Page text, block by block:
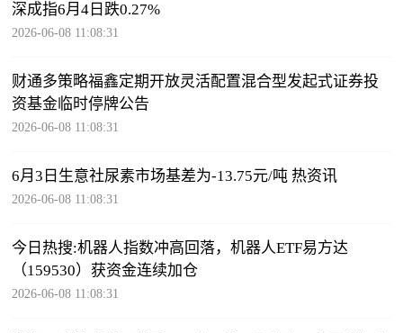
深成指6月4日跌0.27%
2026-06-08 11:08:31
财通多策略福鑫定期开放灵活配置混合型发起式证券投
资基金临时停牌公告
2026-06-08 11:08:31
6月3日生意社尿素市场基差为-13.75元/吨 热资讯
2026-06-08 11:08:31
今日热搜:机器人指数冲高回落，机器人ETF易方达
（159530）获资金连续加仓
2026-06-08 11:08:31